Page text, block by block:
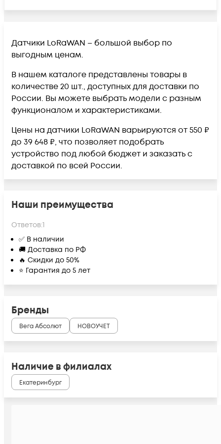
Датчики LoRaWAN – большой выбор по
выгодным ценам.
В нашем каталоге представлены товары в
количестве 20 шт., доступных для доставки по
России. Вы можете выбрать модели с разным
функционалом и характеристиками.
Цены на датчики LoRaWAN варьируются от 550 ₽
до 39 648 ₽, что позволяет подобрать
устройство под любой бюджет и заказать с
доставкой по всей России.
Наши преимущества
Ответов:1
✅ В наличии
🚚 Доставка по РФ
🔥 Скидки до 50%
⭐ Гарантия до 5 лет
Бренды
Вега Абсолют НОВОУЧЕТ
Наличие в филиалах
Екатеринбург